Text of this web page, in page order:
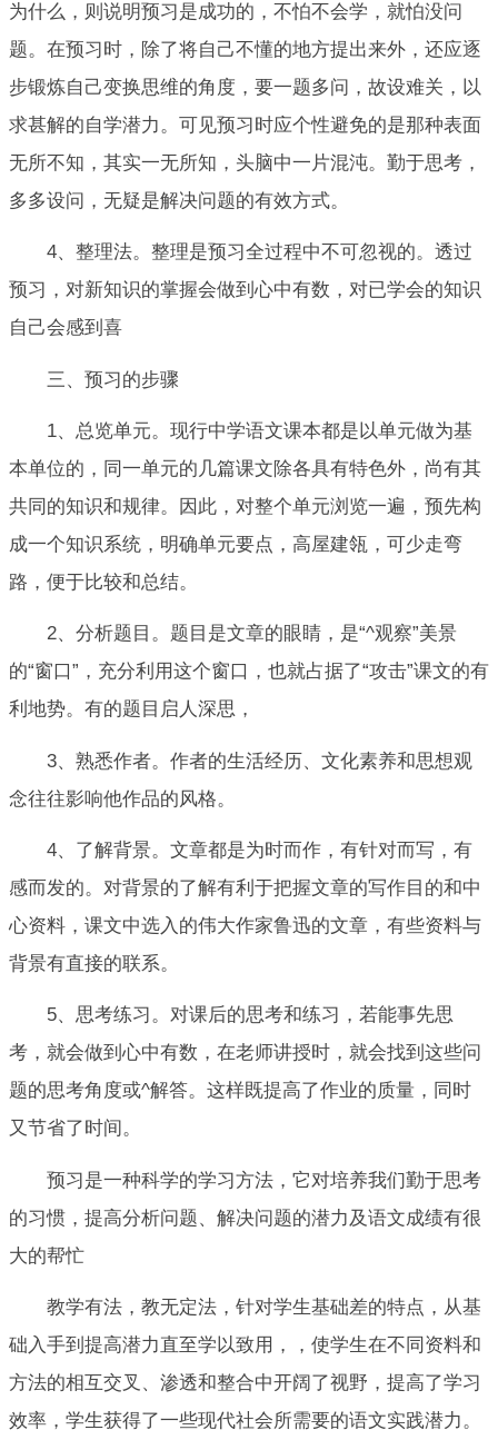
为什么，则说明预习是成功的，不怕不会学，就怕没问
题。在预习时，除了将自己不懂的地方提出来外，还应逐
步锻炼自己变换思维的角度，要一题多问，故设难关，以
求甚解的自学潜力。可见预习时应个性避免的是那种表面
无所不知，其实一无所知，头脑中一片混沌。勤于思考，
多多设问，无疑是解决问题的有效方式。
4、整理法。整理是预习全过程中不可忽视的。透过
预习，对新知识的掌握会做到心中有数，对已学会的知识
自己会感到喜
三、预习的步骤
1、总览单元。现行中学语文课本都是以单元做为基
本单位的，同一单元的几篇课文除各具有特色外，尚有其
共同的知识和规律。因此，对整个单元浏览一遍，预先构
成一个知识系统，明确单元要点，高屋建瓴，可少走弯
路，便于比较和总结。
2、分析题目。题目是文章的眼睛，是“^观察”美景
的“窗口”，充分利用这个窗口，也就占据了“攻击”课文的有
利地势。有的题目启人深思，
3、熟悉作者。作者的生活经历、文化素养和思想观
念往往影响他作品的风格。
4、了解背景。文章都是为时而作，有针对而写，有
感而发的。对背景的了解有利于把握文章的写作目的和中
心资料，课文中选入的伟大作家鲁迅的文章，有些资料与
背景有直接的联系。
5、思考练习。对课后的思考和练习，若能事先思
考，就会做到心中有数，在老师讲授时，就会找到这些问
题的思考角度或^解答。这样既提高了作业的质量，同时
又节省了时间。
预习是一种科学的学习方法，它对培养我们勤于思考
的习惯，提高分析问题、解决问题的潜力及语文成绩有很
大的帮忙
教学有法，教无定法，针对学生基础差的特点，从基
础入手到提高潜力直至学以致用，，使学生在不同资料和
方法的相互交叉、渗透和整合中开阔了视野，提高了学习
效率，学生获得了一些现代社会所需要的语文实践潜力。